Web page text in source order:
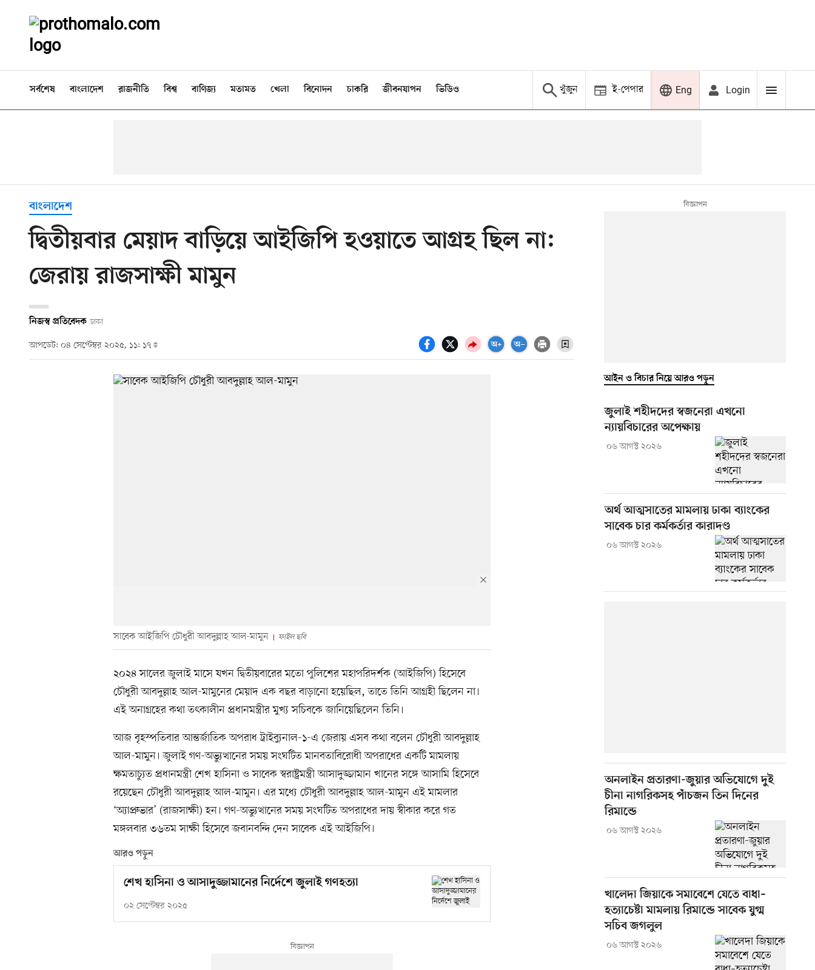
সর্বশেষ বাংলাদেশ রাজনীতি বিশ্ব বাণিজ্য মতামত খেলা বিনোদন চাকরি জীবনযাপন ভিডিও খুঁজুন ই-পেপার Eng Login
বাংলাদেশ
দ্বিতীয়বার মেয়াদ বাড়িয়ে আইজিপি হওয়াতে আগ্রহ ছিল না:
জেরায় রাজসাক্ষী মামুন
নিজস্ব প্রতিবেদক ঢাকা
আপডেট: ০৪ সেপ্টেম্বর ২০২৫, ১১: ১৭
সাবেক আইজিপি চৌধুরী আবদুল্লাহ আল-মামুন ফাইল ছবি
২০২৪ সালের জুলাই মাসে যখন দ্বিতীয়বারের মতো পুলিশের মহাপরিদর্শক (আইজিপি) হিসেবে
চৌধুরী আবদুল্লাহ আল-মামুনের মেয়াদ এক বছর বাড়ানো হয়েছিল, তাতে তিনি আগ্রহী ছিলেন না।
এই অনাগ্রহের কথা তৎকালীন প্রধানমন্ত্রীর মুখ্য সচিবকে জানিয়েছিলেন তিনি।
আজ বৃহস্পতিবার আন্তর্জাতিক অপরাধ ট্রাইব্যুনাল-১-এ জেরায় এসব কথা বলেন চৌধুরী আবদুল্লাহ
আল-মামুন। জুলাই গণ-অভ্যুত্থানের সময় সংঘটিত মানবতাবিরোধী অপরাধের একটি মামলায়
ক্ষমতাচ্যুত প্রধানমন্ত্রী শেখ হাসিনা ও সাবেক স্বরাষ্ট্রমন্ত্রী আসাদুজ্জামান খানের সঙ্গে আসামি হিসেবে
রয়েছেন চৌধুরী আবদুল্লাহ আল-মামুন। এর মধ্যে চৌধুরী আবদুল্লাহ আল-মামুন এই মামলার
‘অ্যাপ্রুভার’ (রাজসাক্ষী) হন। গণ-অভ্যুত্থানের সময় সংঘটিত অপরাধের দায় স্বীকার করে গত
মঙ্গলবার ৩৬তম সাক্ষী হিসেবে জবানবন্দি দেন সাবেক এই আইজিপি।
আরও পড়ুন
শেখ হাসিনা ও আসাদুজ্জামানের নির্দেশে জুলাই গণহত্যা
০২ সেপ্টেম্বর ২০২৫
আইন ও বিচার নিয়ে আরও পড়ুন
জুলাই শহীদদের স্বজনেরা এখনো
ন্যায়বিচারের অপেক্ষায়
০৬ আগস্ট ২০২৬
অর্থ আত্মসাতের মামলায় ঢাকা ব্যাংকের
সাবেক চার কর্মকর্তার কারাদণ্ড
০৬ আগস্ট ২০২৬
অনলাইন প্রতারণা-জুয়ার অভিযোগে দুই
চীনা নাগরিকসহ পাঁচজন তিন দিনের
রিমান্ডে
০৬ আগস্ট ২০২৬
খালেদা জিয়াকে সমাবেশে যেতে বাধা–
হত্যাচেষ্টা মামলায় রিমান্ডে সাবেক যুগ্ম
সচিব জগলুল
০৬ আগস্ট ২০২৬